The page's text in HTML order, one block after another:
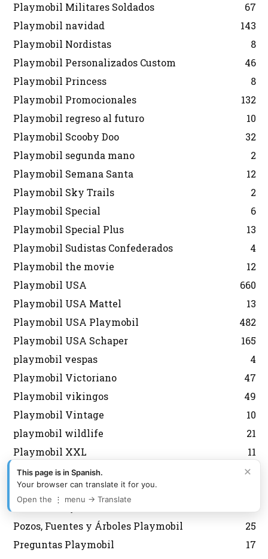
Playmobil Militares Soldados
67
Playmobil navidad
143
Playmobil Nordistas
8
Playmobil Personalizados Custom
46
Playmobil Princess
8
Playmobil Promocionales
132
Playmobil regreso al futuro
10
Playmobil Scooby Doo
32
Playmobil segunda mano
2
Playmobil Semana Santa
12
Playmobil Sky Trails
2
Playmobil Special
6
Playmobil Special Plus
13
Playmobil Sudistas Confederados
4
Playmobil the movie
12
Playmobil USA
660
Playmobil USA Mattel
13
Playmobil USA Playmobil
482
Playmobil USA Schaper
165
playmobil vespas
4
Playmobil Victoriano
47
Playmobil vikingos
49
Playmobil Vintage
10
playmobil wildlife
21
Playmobil XXL
11
Policias Playmobil
389
PopStars y Música Playmobil
Porsche Playmobil
Pozos, Fuentes y Árboles Playmobil
25
Preguntas Playmobil
17
×
This page is in Spanish.
Your browser can translate it for you.
Open the ⋮ menu → Translate